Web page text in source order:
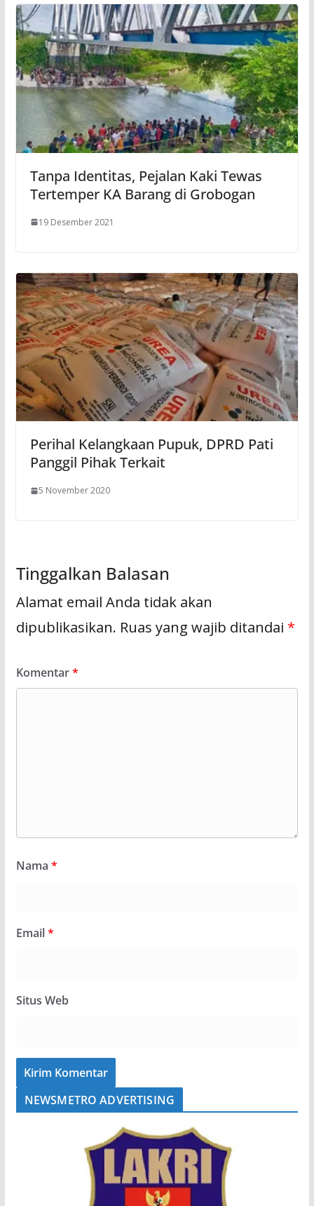
Tanpa Identitas, Pejalan Kaki Tewas
Tertemper KA Barang di Grobogan
19 Desember 2021
Perihal Kelangkaan Pupuk, DPRD Pati
Panggil Pihak Terkait
5 November 2020
Tinggalkan Balasan
Alamat email Anda tidak akan
dipublikasikan. Ruas yang wajib ditandai *
Komentar*
Nama *
Email*
Situs Web
NEWSMETRO ADVERTISING